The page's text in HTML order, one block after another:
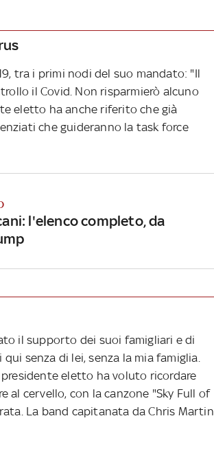
tra i primi nodi del suo mandato: "Il
il Covid. Non risparmierò alcuno
eletto ha anche riferito che già
che guideranno la task force
l'elenco completo, da
il supporto dei suoi famigliari e di
senza di lei, senza la mia famiglia.
eletto ha voluto ricordare
al cervello, con la canzone "Sky Full of
La band capitanata da Chris Martin